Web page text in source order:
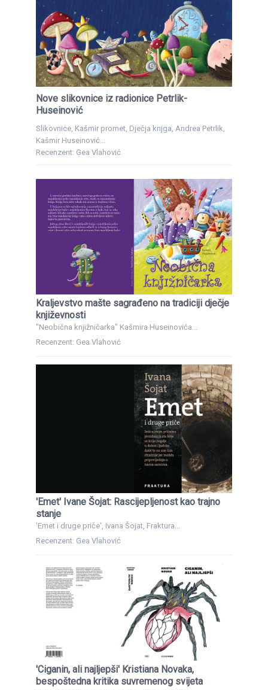
Nove slikovnice iz radionice Petrlik-
Huseinović
Slikovnice, Kašmir promet, Dječja knjga, Andrea Petrlik,
Kašmir Huseinović...
Recenzent: Gea Vlahović
Kraljevstvo mašte sagrađeno na tradiciji dječje
književnosti
"Neobična knjižničarka" Kašmira Huseinovića...
Recenzent: Gea Vlahović
'Emet' Ivane Šojat: Rascijepljenost kao trajno
stanje
'Emet i druge priče', Ivana Šojat, Fraktura...
Recenzent: Gea Vlahović
'Ciganin, ali najljepši' Kristiana Novaka,
bespoštedna kritika suvremenog svijeta